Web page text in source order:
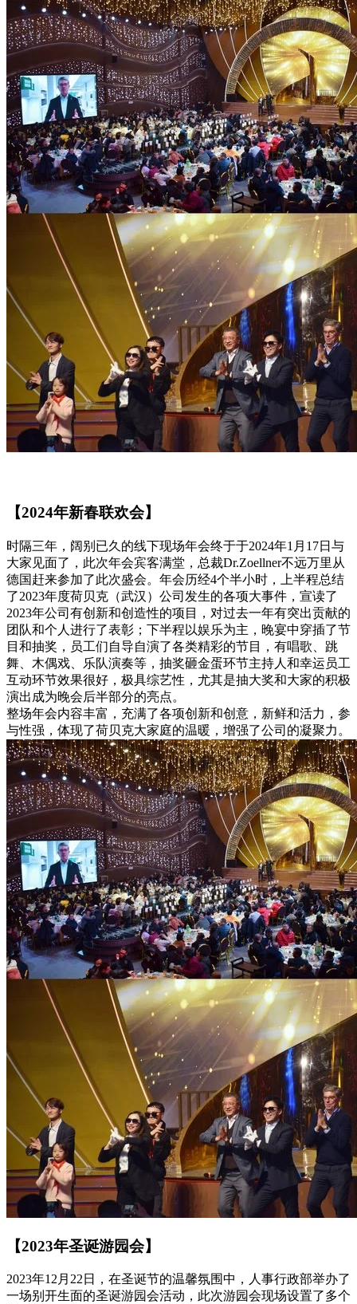
【2024年新春联欢会】
时隔三年，阔别已久的线下现场年会终于于2024年1月17日与
大家见面了，此次年会宾客满堂，总裁Dr.Zoellner不远万里从
德国赶来参加了此次盛会。年会历经4个半小时，上半程总结
了2023年度荷贝克（武汉）公司发生的各项大事件，宣读了
2023年公司有创新和创造性的项目，对过去一年有突出贡献的
团队和个人进行了表彰；下半程以娱乐为主，晚宴中穿插了节
目和抽奖，员工们自导自演了各类精彩的节目，有唱歌、跳
舞、木偶戏、乐队演奏等，抽奖砸金蛋环节主持人和幸运员工
互动环节效果很好，极具综艺性，尤其是抽大奖和大家的积极
演出成为晚会后半部分的亮点。
整场年会内容丰富，充满了各项创新和创意，新鲜和活力，参
与性强，体现了荷贝克大家庭的温暖，增强了公司的凝聚力。
【2023年圣诞游园会】
2023年12月22日，在圣诞节的温馨氛围中，人事行政部举办了
一场别开生面的圣诞游园会活动，此次游园会现场设置了多个